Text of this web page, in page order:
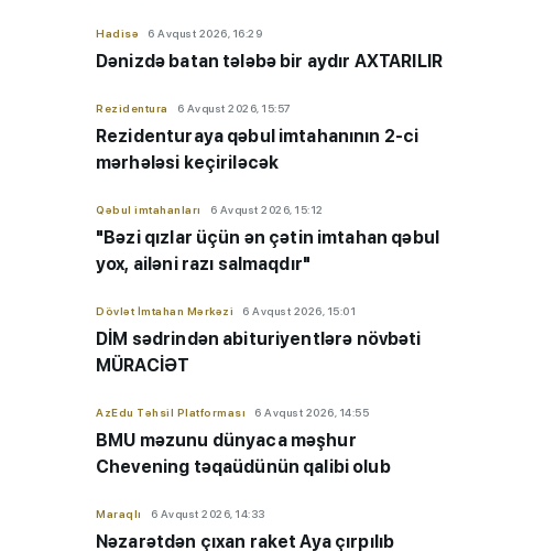
Hadisə 6 Avqust 2026, 16:29
Dənizdə batan tələbə bir aydır AXTARILIR
Rezidentura 6 Avqust 2026, 15:57
Rezidenturaya qəbul imtahanının 2-ci
mərhələsi keçiriləcək
Qəbul imtahanları 6 Avqust 2026, 15:12
"Bəzi qızlar üçün ən çətin imtahan qəbul
yox, ailəni razı salmaqdır"
Dövlət İmtahan Mərkəzi 6 Avqust 2026, 15:01
DİM sədrindən abituriyent ​​​​​​​lərə növbəti
MÜRACİƏT
AzEdu Təhsil Platforması 6 Avqust 2026, 14:55
BMU məzunu dünyaca məşhur
Chevening təqaüdünün qalibi olub
Maraqlı 6 Avqust 2026, 14:33
Nəzarətdən çıxan raket Aya çırpılıb